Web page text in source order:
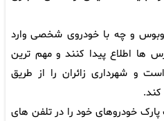
و چه با خودروی شخصی وارد
ها اطلاع پیدا کنند و مهم ترین
و شهرداری زائران را از طریق
خودروهای خود را در تلفن های